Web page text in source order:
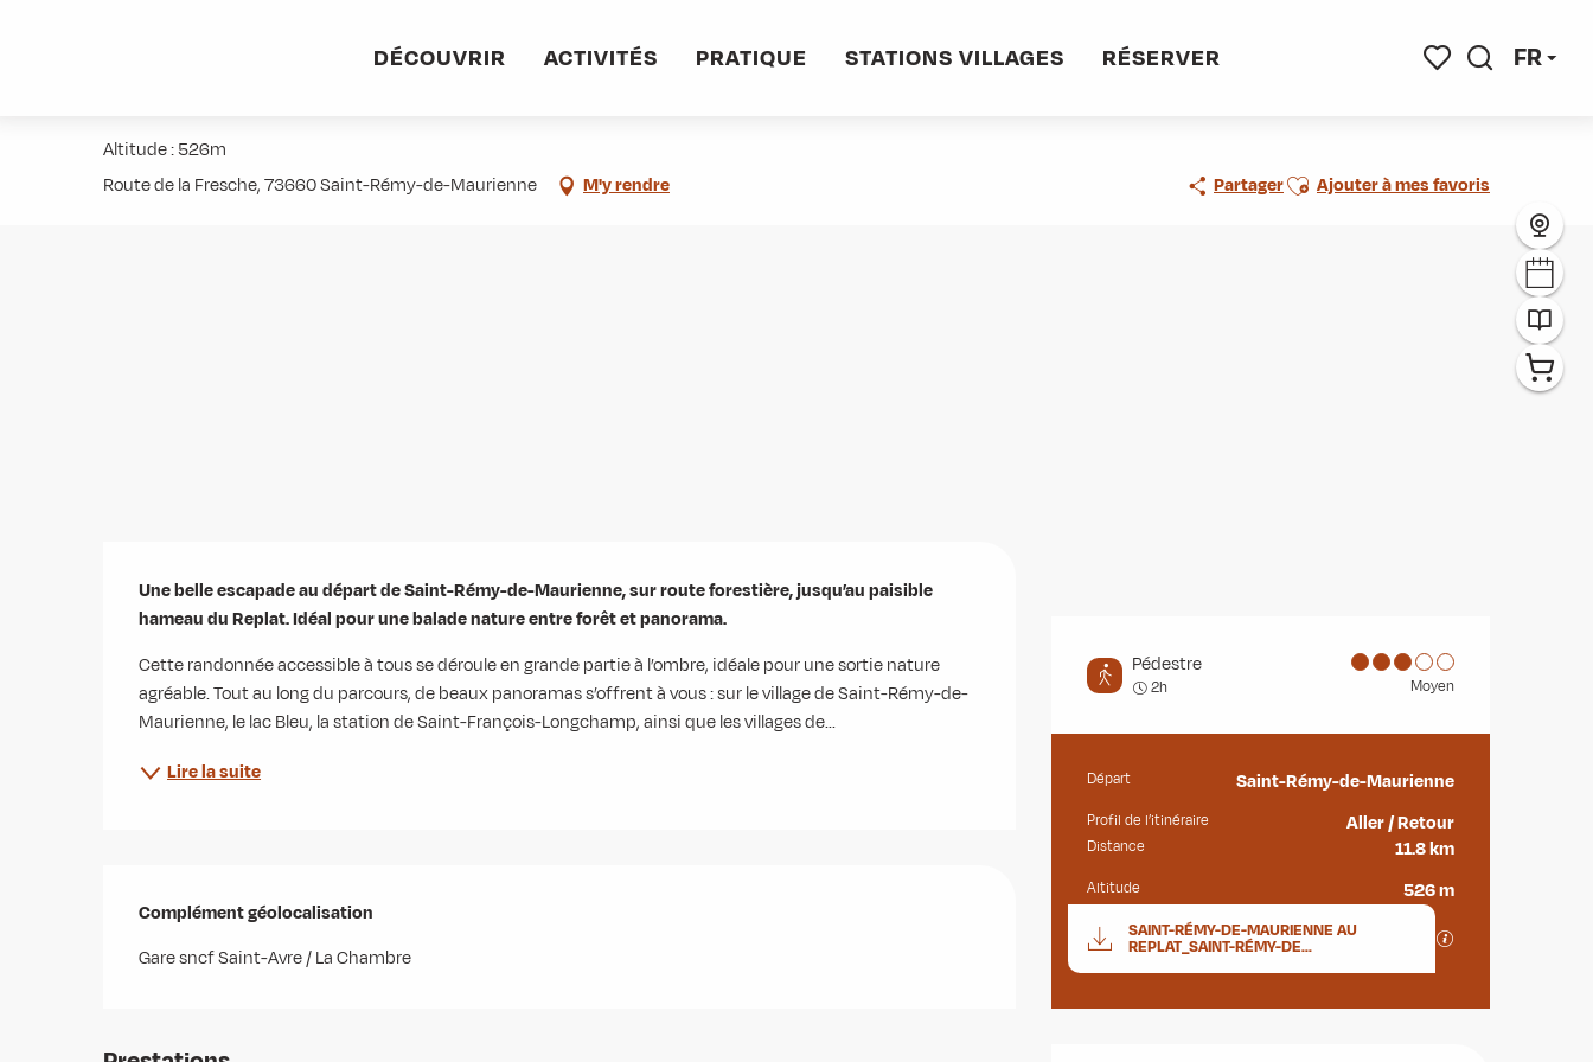
FR
DÉCOUVRIR ACTIVITÉS PRATIQUE STATIONS VILLAGES RÉSERVER
Altitude : 526m
Route de la Fresche, 73660 Saint-Rémy-de-Maurienne
M'y rendre PartagerAjouter aux favoris
Ajouter à mes favoris
Pédestre
2h Moyen
Informations pratiques
Départ Saint-Rémy-de-Maurienne
Profil de l’itinéraire Aller / Retour
Distance 11.8 km
Altitude 526 m
Documentation
SAINT-RÉMY-DE-MAURIENNE AU
REPLAT_SAINT-RÉMY-DE...
Description
Une belle escapade au départ de Saint-Rémy-de-Maurienne, sur route forestière, jusqu’au paisible
hameau du Replat. Idéal pour une balade nature entre forêt et panorama.
Cette randonnée accessible à tous se déroule en grande partie à l’ombre, idéale pour une sortie nature
agréable. Tout au long du parcours, de beaux panoramas s’offrent à vous : sur le village de Saint-Rémy-de-
Maurienne, le lac Bleu, la station de Saint-François-Longchamp, ainsi que les villages de...
Lire la suite
Complément géolocalisation
Complément géolocalisation
Gare sncf Saint-Avre / La Chambre